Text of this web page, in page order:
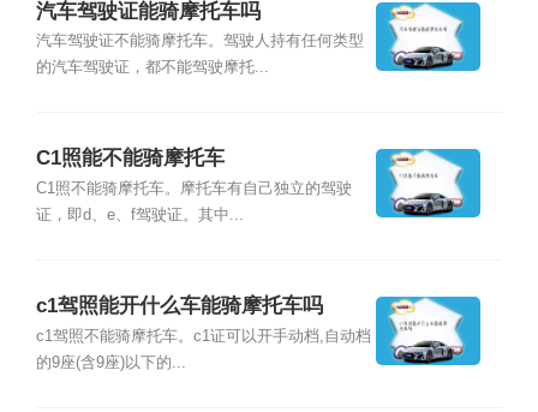
汽车驾驶证能骑摩托车吗
汽车驾驶证不能骑摩托车。驾驶人持有任何类型
的汽车驾驶证，都不能驾驶摩托...
C1照能不能骑摩托车
C1照不能骑摩托车。摩托车有自己独立的驾驶
证，即d、e、f驾驶证。其中...
c1驾照能开什么车能骑摩托车吗
c1驾照不能骑摩托车。c1证可以开手动档,自动档
的9座(含9座)以下的...